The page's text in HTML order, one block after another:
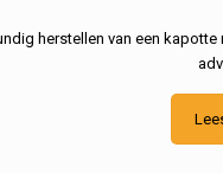
herstellen van een